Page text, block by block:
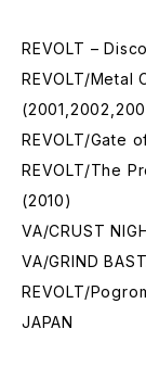
REVOLT –
REVOLT/Metal
REVOLT/Gate
REVOLT/The
(2010)
VA/CRUST
VA/GRIND
REVOLT/
JAPAN